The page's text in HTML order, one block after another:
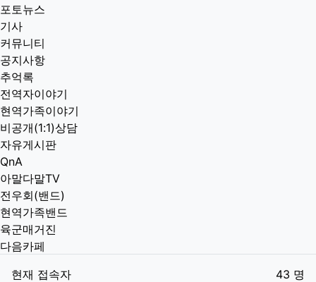
포토뉴스
기사
커뮤니티
공지사항
추억록
전역자이야기
현역가족이야기
비공개(1:1)상담
자유게시판
QnA
아말다말TV
전우회(밴드)
현역가족밴드
육군매거진
다음카페
현재 접속자
43 명